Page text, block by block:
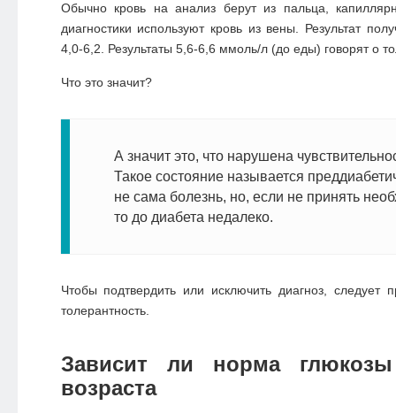
Обычно кровь на анализ берут из пальца,
диагностики используют кровь из вены. Результат
4,0-6,2. Результаты 5,6-6,6 ммоль/л (до еды) говорят о
Что это значит?
А значит это, что нарушена
Такое состояние называется
не сама болезнь, но, если не принять
то до диабета недалеко.
Чтобы подтвердить или исключить диагноз, следует
толерантность.
Зависит ли норма
возраста